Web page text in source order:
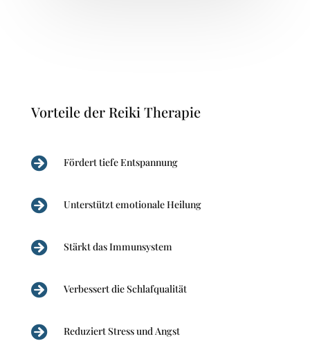
Vorteile der Reiki Therapie
 Fördert tiefe Entspannung
 Unterstützt emotionale Heilung
 Stärkt das Immunsystem
 Verbessert die Schlafqualität
 Reduziert Stress und Angst